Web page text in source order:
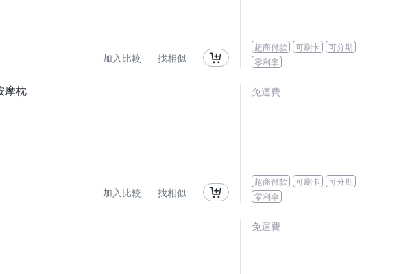
加入比較 找相似
超商付款 可刷卡
可分期
零利率
摩枕
加入比較 找相似
免運費
超商付款 可刷卡
可分期
零利率
免運費